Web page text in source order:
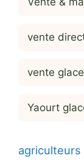
vente
vente
Yaourt
agriculteurs